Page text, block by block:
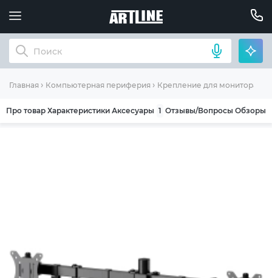
Главная Компьютерная периферия Крепление для монитора
Про товар Характеристики Аксесуары 1 Отзывы/Вопросы Обзоры